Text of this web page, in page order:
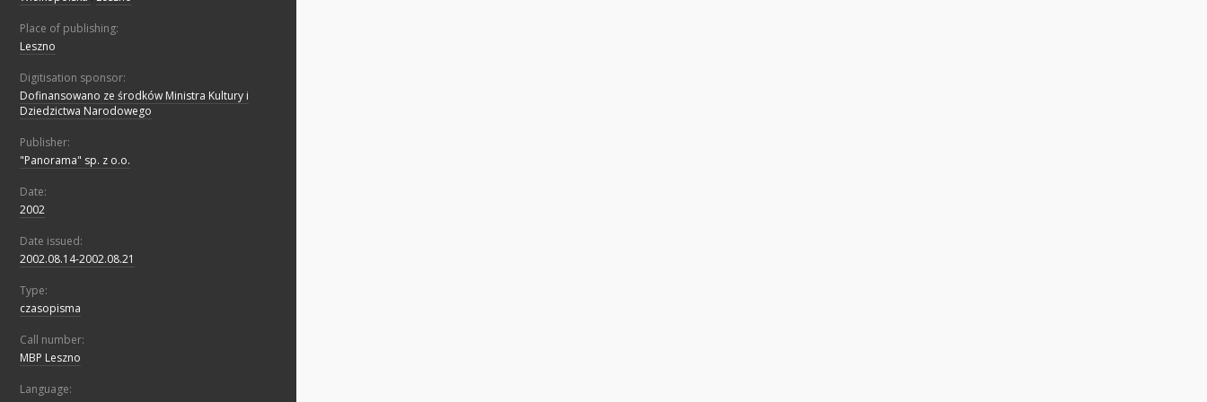
Place of publishing:
Leszno
Digitisation sponsor:
Dofinansowano ze środków Ministra Kultury i
Dziedzictwa Narodowego
Publisher:
"Panorama" sp. z o.o.
Date:
2002
Date issued:
2002.08.14-2002.08.21
Type:
czasopisma
Call number:
MBP Leszno
Language: